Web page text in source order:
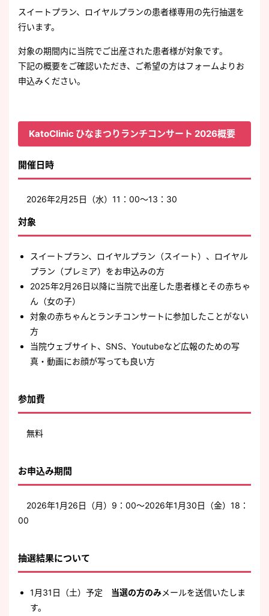
スイートプラン、ロイヤルプランの患者様専用の先行抽選を
行います。
対象の期間内に当院でご出産された患者様が対象です。
下記の概要をご確認いただき、ご希望の方はフォームよりお
申込みください。
KatoClinic ひなまつりランチコンサート 2026概要
開催日時
2026年2月25日（水）11：00～13：30
対象
スイートプラン、ロイヤルプラン（スイート）、ロイヤル
プラン（プレミア）をお申込みの方
2025年2月26日以降に当院で出産した患者様とその赤ちゃ
ん（女の子）
対象の赤ちゃんとランチコンサートに参加したことがない
方
当院ウェブサイト、SNS、Youtubeなど広報のための写
真・動画にお顔が写っても良い方
参加費
無料
お申込み期間
2026年1月26日（月）9：00～2026年1月30日（金）18：
00
抽選結果について
1月31日（土）予定 当選の方のみメールを送信いたしま
す。